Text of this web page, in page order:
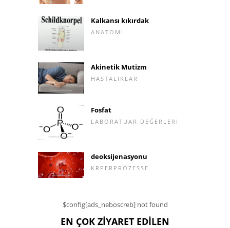
Kalkansı kıkırdak
ANATOMI
Akinetik Mutizm
HASTALIKLAR
Fosfat
LABORATUAR DEĞERLERI
deoksijenasyonu
KRPERPROZESSE
$config[ads_neboscreb] not found
EN ÇOK ZIYARET EDILEN